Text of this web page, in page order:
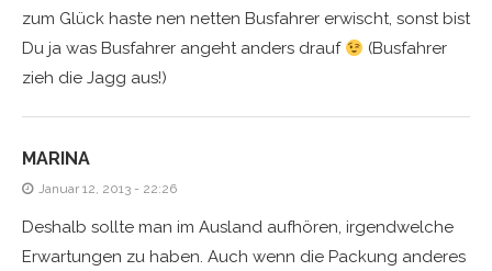
zum Glück haste nen netten Busfahrer erwischt, sonst bist
Du ja was Busfahrer angeht anders drauf
(Busfahrer
zieh die Jagg aus!)
MARINA
Januar 12, 2013 - 22:26
Deshalb sollte man im Ausland aufhören, irgendwelche
Erwartungen zu haben. Auch wenn die Packung anderes